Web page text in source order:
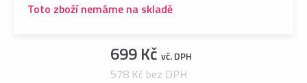
Toto zboží nemáme na skladě
699 Kč vč. DPH
578 Kč bez DPH